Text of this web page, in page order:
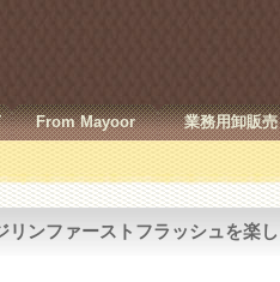
From Mayoor 業務用卸販売
ンファーストフラッシュを楽